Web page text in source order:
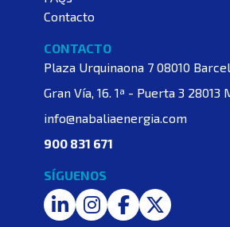
CONTACTO
Plaza Urquinaona 7 08010
Gran Vía, 16. 1ª - Puerta 3 28013
info@nabaliaenergia.com
900 831 671
Contacto
SÍGUENOS
LinkedInInstagram
FacebookTwitter